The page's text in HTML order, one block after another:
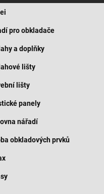
pro obkladače
a doplňky
lišty
lišty
panely
nářadí
obkladových prvků